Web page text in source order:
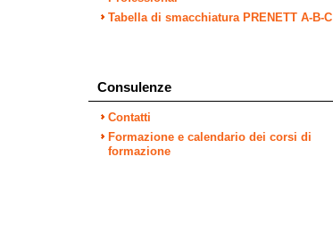
Tabella di smacchiatura PRENETT A-B-C
Consulenze
Contatti
Formazione e calendario dei corsi di
formazione